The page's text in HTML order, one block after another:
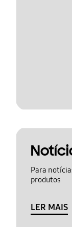
Para
produtos
LER MAIS